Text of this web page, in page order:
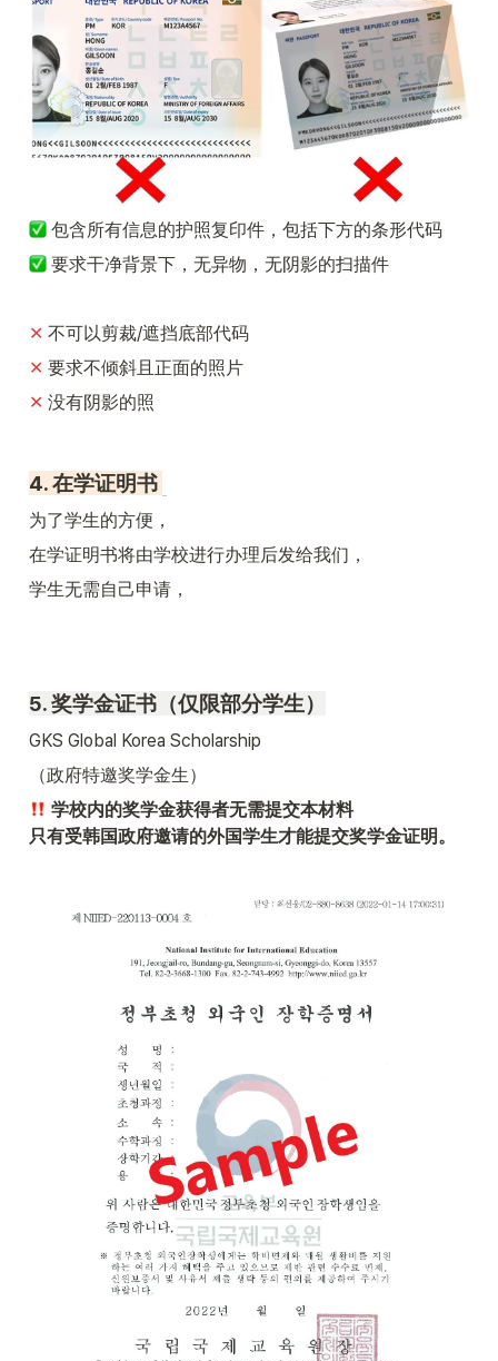
包含所有信息的护照复印件，包括下方的条形代码
要求干净背景下，无异物，无阴影的扫描件
✕ 不可以剪裁/遮挡底部代码
✕ 要求不倾斜且正面的照片
✕ 没有阴影的照
4. 在学证明书
为了学生的方便，
在学证明书将由学校进行办理后发给我们，
学生无需自己申请，
5. 奖学金证书（仅限部分学生）
GKS Global Korea Scholarship
（政府特邀奖学金生）
学校内的奖学金获得者无需提交本材料
只有受韩国政府邀请的外国学生才能提交奖学金证明。